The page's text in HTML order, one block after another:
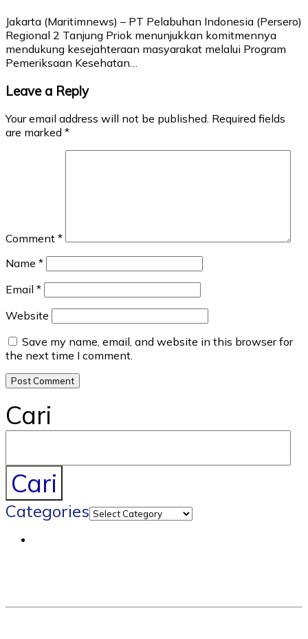
Jakarta (Maritimnews) – PT Pelabuhan Indonesia (Persero)
Regional 2 Tanjung Priok menunjukkan komitmennya
mendukung kesejahteraan masyarakat melalui Program
Pemeriksaan Kesehatan…
Leave a Reply
Your email address will not be published. Required fields
are marked *
Comment *
Name *
Email *
Website
Save my name, email, and website in this browser for
the next time I comment.
Cari
Cari
Categories